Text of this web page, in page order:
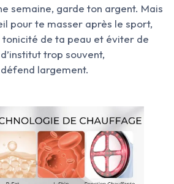
semaine, garde ton argent. Mais
pour te masser après le sport,
de ta peau et éviter de
trop souvent,
largement.